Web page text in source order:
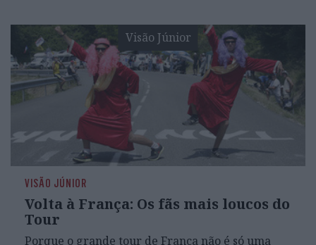
Visão Júnior
VISÃO JÚNIOR
Volta à França: Os fãs mais loucos do
Tour
Porque o grande tour de França não é só uma